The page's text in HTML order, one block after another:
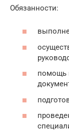
Обязанности:
помощь